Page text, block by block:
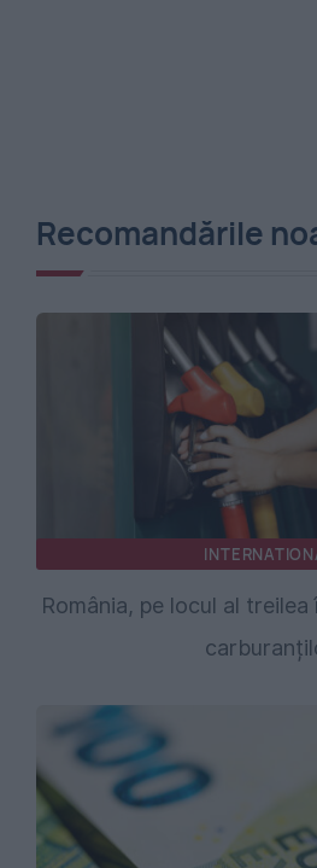
Recomandările
România, pe locul al treilea